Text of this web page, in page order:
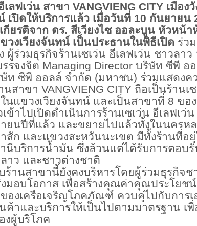
ลฟเว่น สาขา VANGVIENG CITY เมืองวั
เปิดให้บริการแล้ว เมื่อวันที่ 10 กันยายน
กียรติจาก ดร. สีเวียงไซ ออละบูน หัวหน้า
วงเวียงจันทน์ เป็นประธานในพิธีเปิด ร่ว
ผู้ร่วมธุรกิจร้านเซเว่น อีเลฟเว่น ชาวลาว
รจงจิต Managing Director บริษัท ซีพี อ
ท ซีพี ออลล์ จำกัด (มหาชน) ร่วมแสดงค
าขา VANGVIENG CITY ถือเป็นร้านเซ
นแขวงเวียงจันทน์ และเป็นสาขาที่ 8 ขอ
ข้าไปเปิดดำเนินการร้านเซเว่น อีเลฟเว่
ยนปีที่แล้ว และขยายไปแล้วทั้งในนครหล
สัก และแขวงสะหวันนะเขต มีทั้งร้านที่อ
นีบริการน้ำมัน ซึ่งล้วนแต่ได้รับการตอบรั
าว และชาวต่างชาติ
านสาขานี้ยังคงบริหารโดยผู้ร่วมธุรกิจช
มอบโอกาส เพื่อสร้างคุณค่าคุณประโยช
องเครือเจริญโภคภัณฑ์ ควบคู่ไปกับการเ
าและบริการให้เป็นไปตามมาตรฐาน เพื่
งผู้บริโภค